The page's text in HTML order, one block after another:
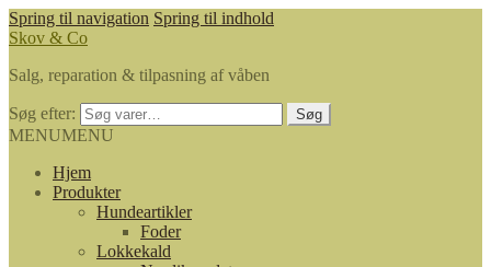
Spring til navigation Spring til indhold
Skov & Co
Salg, reparation & tilpasning af våben
Søg efter: Søg
MENUMENU
Hjem
Produkter
Hundeartikler
Foder
Lokkekald